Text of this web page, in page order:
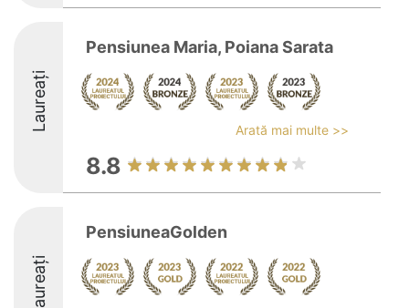
Laureați
Pensiunea Maria, Poiana Sarata
Arată mai multe >>
8.8
Laureați
PensiuneaGolden